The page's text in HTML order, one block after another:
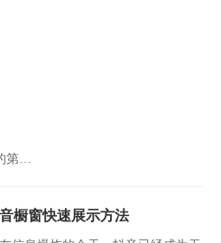
第…
橱窗快速展示方法